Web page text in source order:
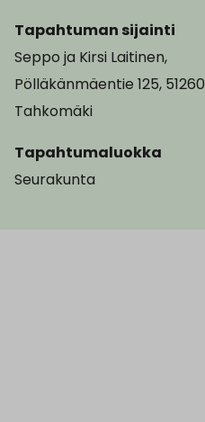
Tapahtuman sijainti
Seppo ja Kirsi Laitinen,
Pölläkänmäentie 125, 51260
Tahkomäki
Tapahtumaluokka
Seurakunta